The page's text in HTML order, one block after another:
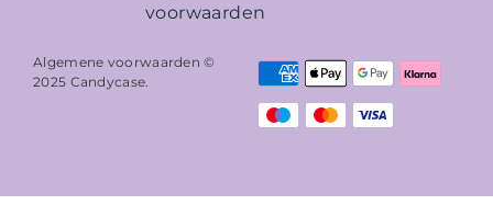
voorwaarden
Algemene voorwaarden ©
2025 Candycase.